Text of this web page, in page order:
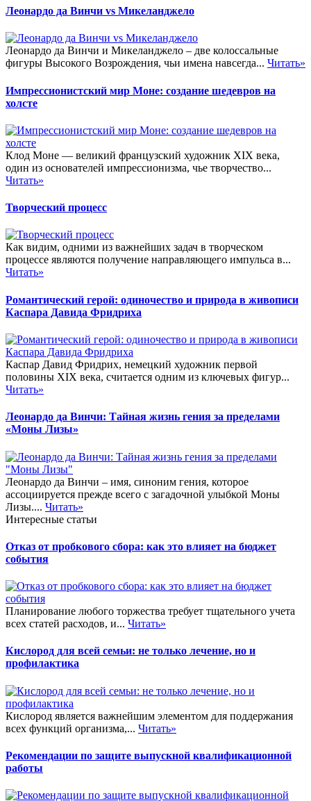
Леонардо да Винчи vs Микеланджело
Леонардо да Винчи и Микеланджело – две колоссальные
фигуры Высокого Возрождения, чьи имена навсегда... Читать»
Импрессионистский мир Моне: создание шедевров на
холсте
Клод Моне — великий французский художник XIX века,
один из основателей импрессионизма, чье творчество...
Читать»
Творческий процесс
Как видим, одними из важнейших задач в творческом
процессе являются получение направляющего импульса в...
Читать»
Романтический герой: одиночество и природа в живописи
Каспара Давида Фридриха
Каспар Давид Фридрих, немецкий художник первой
половины XIX века, считается одним из ключевых фигур...
Читать»
Леонардо да Винчи: Тайная жизнь гения за пределами
«Моны Лизы»
Леонардо да Винчи – имя, синоним гения, которое
ассоциируется прежде всего с загадочной улыбкой Моны
Лизы.... Читать»
Интересные статьи
Отказ от пробкового сбора: как это влияет на бюджет
события
Планирование любого торжества требует тщательного учета
всех статей расходов, и... Читать»
Кислород для всей семьи: не только лечение, но и
профилактика
Кислород является важнейшим элементом для поддержания
всех функций организма,... Читать»
Рекомендации по защите выпускной квалификационной
работы